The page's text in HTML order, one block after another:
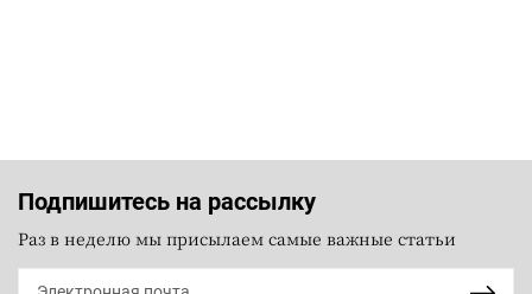
Подпишитесь на рассылку
Раз в неделю мы присылаем самые важные статьи